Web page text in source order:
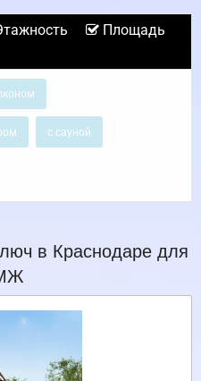
Площадь
с сауной
в Краснодаре для